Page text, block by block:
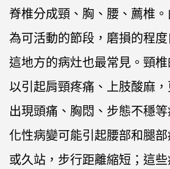
脊椎分成頸、胸、腰、薦椎
為可活動的節段，磨損的程度
這地方的病灶也最常見。頸
以引起肩頸疼痛、上肢酸麻
出現頭痛、胸悶、步態不穩
化性病變可能引起腰部和腿
或久站，步行距離縮短；這